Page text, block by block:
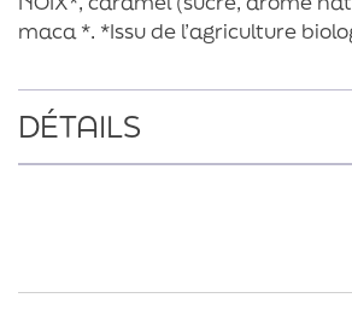
maca *. *Issu de l’agriculture
DÉTAILS